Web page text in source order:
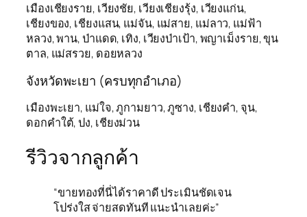
เมืองเชียงราย, เวียงชัย, เวียงเชียงรุ้ง, เวียงแก่น,
เชียงของ, เชียงแสน, แม่จัน, แม่สาย, แม่ลาว, แม่ฟ้า
หลวง, พาน, ป่าแดด, เทิง, เวียงป่าเป้า, พญาเม็งราย, ขุน
ตาล, แม่สรวย, ดอยหลวง
จังหวัดพะเยา (ครบทุกอำเภอ)
เมืองพะเยา, แม่ใจ, ภูกามยาว, ภูซาง, เชียงคำ, จุน,
ดอกคำใต้, ปง, เชียงม่วน
รีวิวจากลูกค้า
“ขายทองที่นี่ได้ราคาดี ประเมินชัดเจน
โปร่งใส จ่ายสดทันที แนะนำเลยค่ะ”